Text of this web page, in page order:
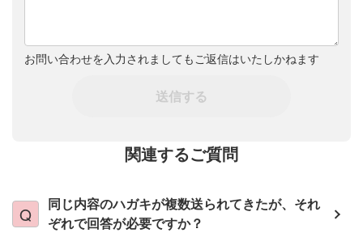
お問い合わせを入力されましてもご返信はいたしかねます
送信する
関連するご質問
同じ内容のハガキが複数送られてきたが、それ
ぞれで回答が必要ですか？